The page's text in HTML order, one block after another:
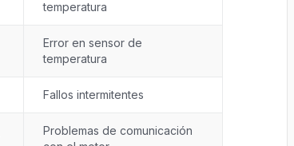
temperatura
Error en sensor de
temperatura
Fallos intermitentes
Problemas de comunicación